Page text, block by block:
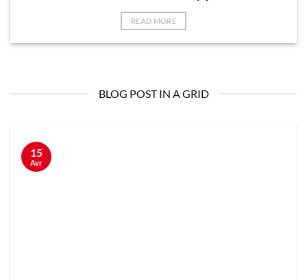
READ MORE
BLOG POST IN A GRID
15
Avr